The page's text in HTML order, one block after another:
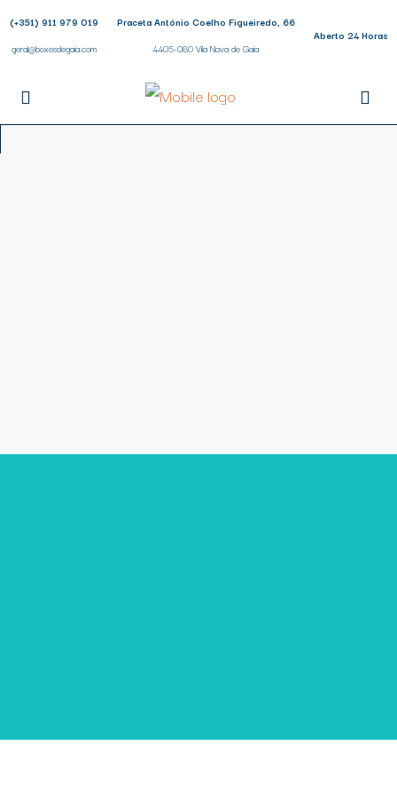
(+351) 911 979 019
geral@boxesdegaia.com
Praceta António Coelho Figueiredo, 66
4405-080 Vila Nova de Gaia
Aberto 24 Horas